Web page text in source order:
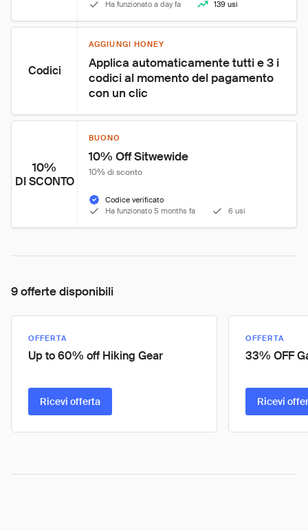
Ha funzionato a day fa
139 usi
Codici
AGGIUNGI HONEY
Applica automaticamente tutti e 3 i
codici al momento del pagamento
con un clic
10%
DI SCONTO
BUONO
10% Off Sitwewide
10% di sconto
Codice verificato
Ha funzionato 5 months fa
6 usi
9 offerte disponibili
OFFERTA
Up to 60% off Hiking Gear
Ricevi offerta
OFFERTA
33% OFF
Ricevi